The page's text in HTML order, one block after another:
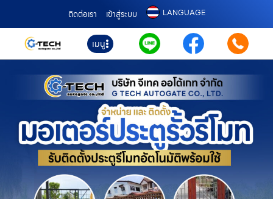
ติดต่อเรา เข้าสู่ระบบ LANGUAGE
เมนู